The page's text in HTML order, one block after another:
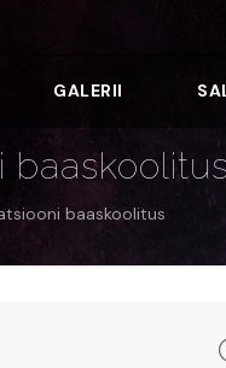
GALERII
baaskoolitus
baaskoolitus